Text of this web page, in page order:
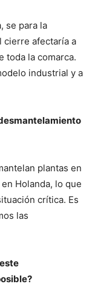
se para la
cierre afectaría a
toda la comarca.
industrial y a
plantas en
Holanda, lo que
crítica. Es
las